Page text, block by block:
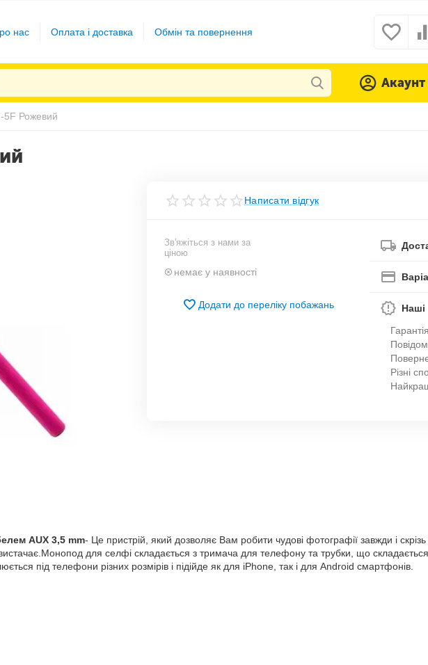
нас Оплата і доставка Обмін та повернення
Акаунт
5F Рожевий
Написати відгук
Зв'яжіться з нами за
ціною
немає у наявності
Додати до переліку побажань
Наші
Різні
AUX 3,5 mm- Це пристрій, який дозволяє Вам робити чудові фотографії завжди і
для селфі складається з тримача для телефону та трубки, що складається
під телефони різних розмірів і підійде як для iPhone, так і для Android смартфонів.